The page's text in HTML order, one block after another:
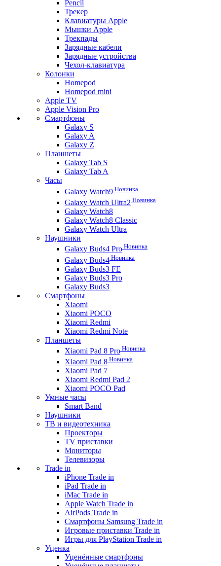
Pencil
Трекер
Клавиатуры Apple
Мышки Apple
Трекпады
Зарядные кабели
Зарядные устройства
Чехол-клавиатура
Колонки
Homepod
Homepod mini
Apple TV
Apple Vision Pro
Смартфоны
Galaxy S
Galaxy A
Galaxy Z
Планшеты
Galaxy Tab S
Galaxy Tab A
Часы
Galaxy Watch9 Новинка
Galaxy Watch Ultra2 Новинка
Galaxy Watch8
Galaxy Watch8 Classic
Galaxy Watch Ultra
Наушники
Galaxy Buds4 Pro Новинка
Galaxy Buds4 Новинка
Galaxy Buds3 FE
Galaxy Buds3 Pro
Galaxy Buds3
Смартфоны
Xiaomi
Xiaomi POCO
Xiaomi Redmi
Xiaomi Redmi Note
Планшеты
Xiaomi Pad 8 Pro Новинка
Xiaomi Pad 8 Новинка
Xiaomi Pad 7
Xiaomi Redmi Pad 2
Xiaomi POCO Pad
Умные часы
Smart Band
Наушники
ТВ и видеотехника
Проекторы
TV приставки
Мониторы
Телевизоры
Trade in
iPhone Trade in
iPad Trade in
iMac Trade in
Apple Watch Trade in
AirPods Trade in
Смартфоны Samsung Trade in
Игровые приставки Trade in
Игры для PlayStation Trade in
Уценка
Уценённые смартфоны